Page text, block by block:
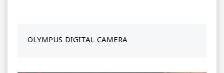
OLYMPUS DIGITAL CAMERA